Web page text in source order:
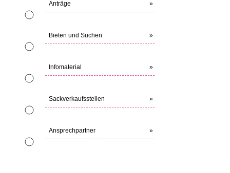
Anträge »
Bieten und Suchen »
Infomaterial »
Sackverkaufsstellen »
Ansprechpartner »